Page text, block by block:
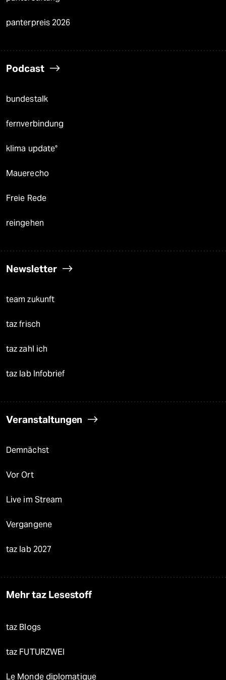
panterpreis 2026
Podcast
bundestalk
fernverbindung
klima update°
Mauerecho
Freie Rede
reingehen
Newsletter
team zukunft
taz frisch
taz zahl ich
taz lab Infobrief
Veranstaltungen
Demnächst
Vor Ort
Live im Stream
Vergangene
taz lab 2027
Mehr taz Lesestoff
taz Blogs
taz FUTURZWEI
Le Monde diplomatique